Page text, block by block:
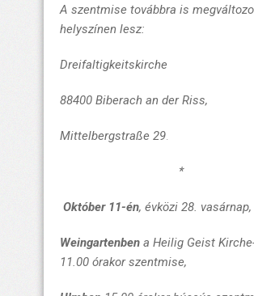
A szentmise továbbra is
helyszínen lesz:
Dreifaltigkeitskirche
88400 Biberach an der Riss,
Mittelbergstraße 29.
*
Október 11-én, évközi 28. vasárnap,
Weingartenben a Heilig Geist
11.00 órakor szentmise,